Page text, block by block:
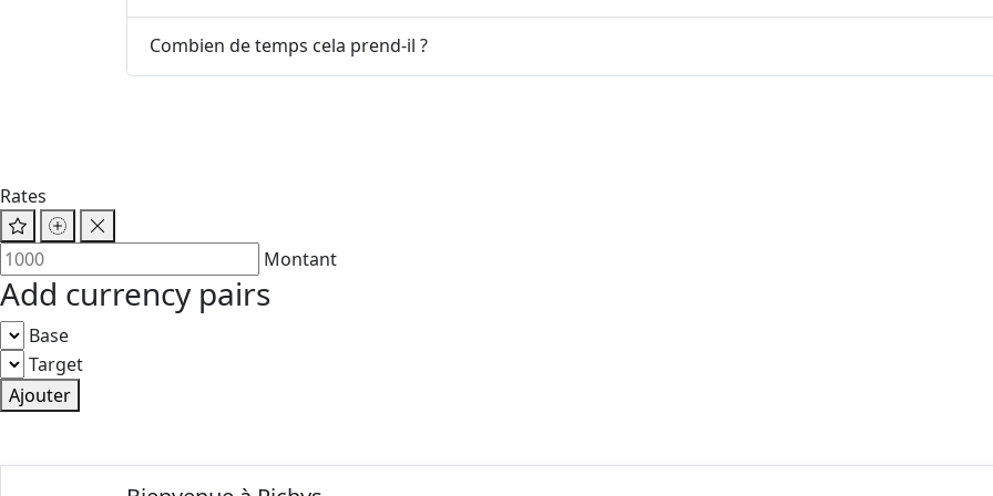
Combien de temps cela prend-il ?
Rates
Montant
Add currency pairs
Base
Target
Ajouter